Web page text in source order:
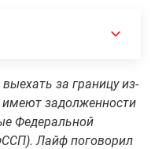
за границу из-
имеют задолженности
Федеральной
Лайф поговорил